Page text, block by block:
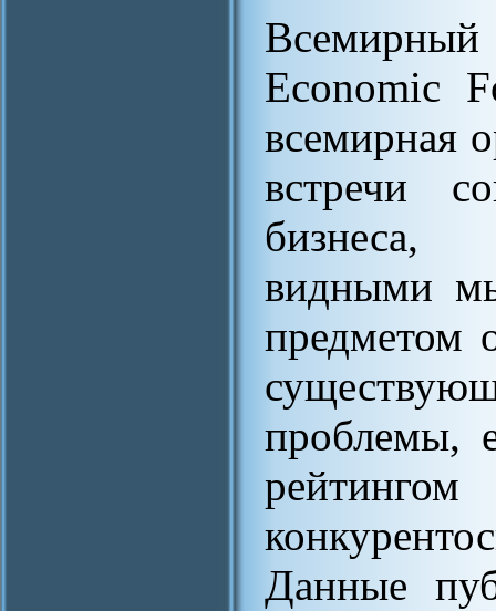
Всемирный
Economic
всемирная
встречи
бизнеса,
видными
предметом
проблемы,
Данные